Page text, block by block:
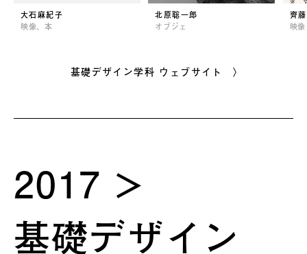
大石麻紀子
映像、本
北原聡一郎
オブジェ
齊
映像
基礎デザイン学科 ウェブサイト 〉
2017
基礎デザイン